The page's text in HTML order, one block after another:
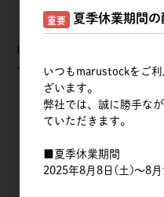
明治 | フレッシュバタ
ー 食塩不使用【冷蔵】
リ
重要 夏季休業期間の
いつもmarustockをご
ざいます。
弊社では、誠に勝手な
ていただきます。
■夏季休業期間
2025年8月8日(土)～8